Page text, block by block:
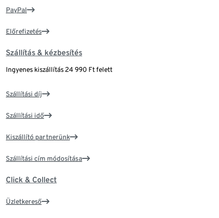
PayPal
Előrefizetés
Szállítás & kézbesítés
Ingyenes kiszállítás 24 990 Ft felett
Szállítási díj
Szállítási idő
Kiszállító partnerünk
Szállítási cím módosítása
Click & Collect
Üzletkereső